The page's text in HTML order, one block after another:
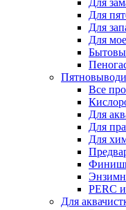
Для
Для
Для
Для
Все
Для
Для
Для
PERC
Для